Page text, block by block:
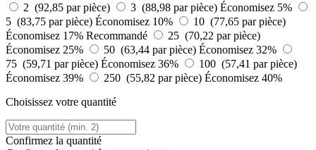
2 (92,85 par pièce)
3 (88,98 par pièce) Économisez 5%
5 (83,75 par pièce) Économisez 10%
10 (77,65 par pièce)
Économisez 17% Recommandé
25 (70,22 par pièce)
Économisez 25%
50 (63,44 par pièce) Économisez 32%
75 (59,71 par pièce) Économisez 36%
100 (57,41 par pièce)
Économisez 39%
250 (55,82 par pièce) Économisez 40%
Choisissez votre quantité
Confirmez la quantité